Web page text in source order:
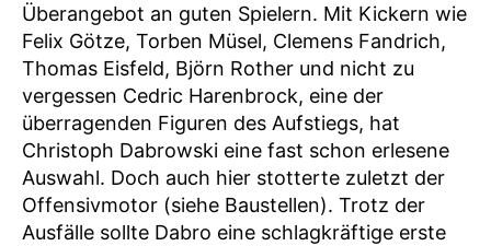
Überangebot an guten Spielern. Mit Kickern wie
Felix Götze, Torben Müsel, Clemens Fandrich,
Thomas Eisfeld, Björn Rother und nicht zu
vergessen Cedric Harenbrock, eine der
überragenden Figuren des Aufstiegs, hat
Christoph Dabrowski eine fast schon erlesene
Auswahl. Doch auch hier stotterte zuletzt der
Offensivmotor (siehe Baustellen). Trotz der
Ausfälle sollte Dabro eine schlagkräftige erste